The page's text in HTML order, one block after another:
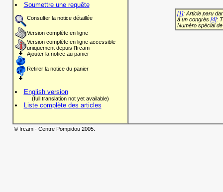
Soumettre une requête
Consulter la notice détaillée
Version complète en ligne
Version complète en ligne accessible
uniquement depuis l'Ircam
Ajouter la notice au panier
Retirer la notice du panier
English version
(full translation not yet available)
Liste complète des articles
[1]: Article paru
à un congrès [4]:
Numéro spécial
© Ircam - Centre Pompidou 2005.